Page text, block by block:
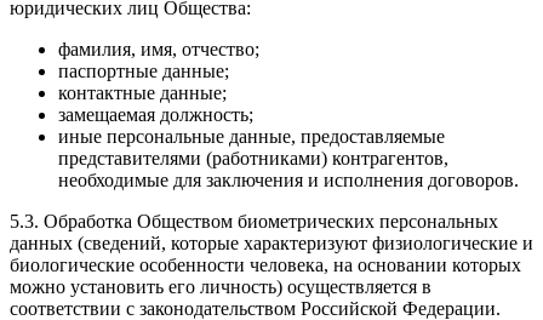
юридических лиц Общества:
фамилия, имя, отчество;
паспортные данные;
контактные данные;
замещаемая должность;
иные персональные данные, предоставляемые
представителями (работниками) контрагентов,
необходимые для заключения и исполнения договоров.
5.3. Обработка Обществом биометрических персональных
данных (сведений, которые характеризуют физиологические и
биологические особенности человека, на основании которых
можно установить его личность) осуществляется в
соответствии с законодательством Российской Федерации.